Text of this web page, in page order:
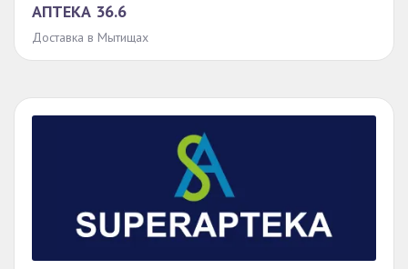
АПТЕКА 36.6
Доставка в Мытищах